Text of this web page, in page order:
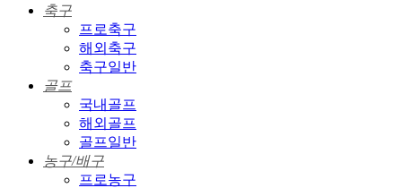
축구
프로축구
해외축구
축구일반
골프
국내골프
해외골프
골프일반
농구/배구
프로농구